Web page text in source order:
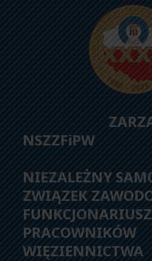
ZARZĄD
NSZZFiPW
NIEZALEŻNY
ZWIĄZEK
PRACOWNIKÓW
WIĘZIENNICTWA